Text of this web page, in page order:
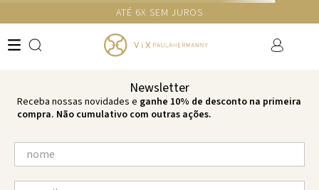
GANHE 10% NA PRIMEIRA COMPRA COM O CUPOM NEWS10
não encontramos resultados para: